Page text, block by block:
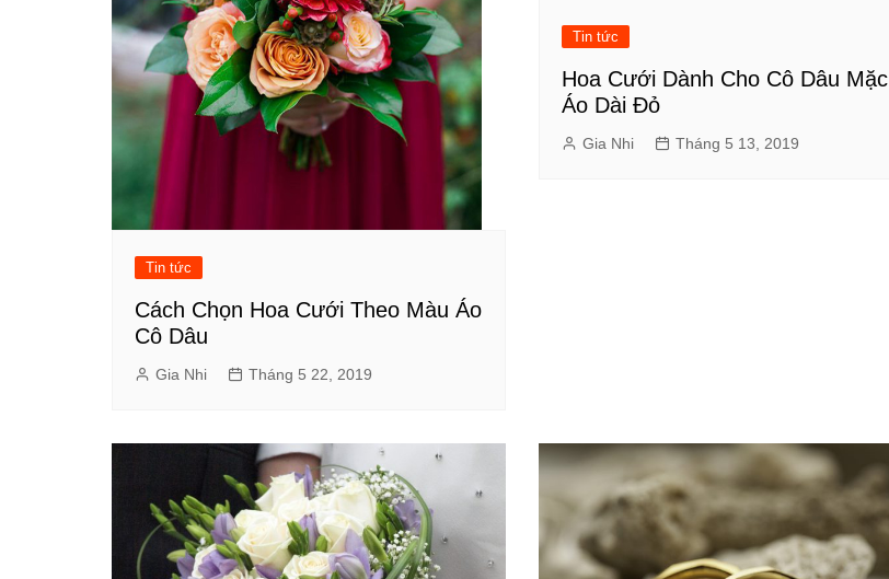
Tin tức
Cách Chọn Hoa Cưới Theo Màu Áo
Cô Dâu
Gia Nhi Tháng 5 22, 2019
Tin tức
Hoa Cưới Dành Cho Cô Dâu Mặc
Áo Dài Đỏ
Gia Nhi Tháng 5 13, 2019